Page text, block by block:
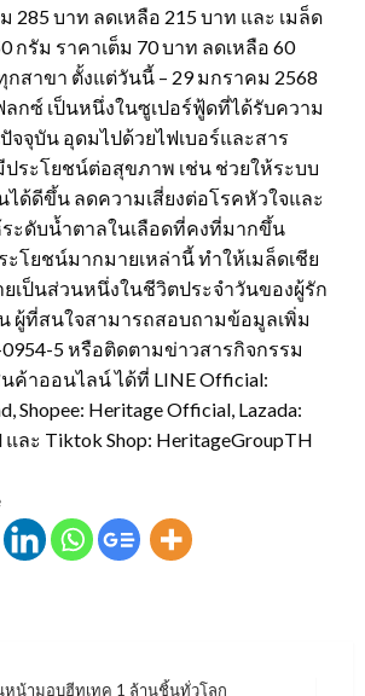
285 บาท ลดเหลือ 215 บาท และ เมล็ด
กรัม ราคาเต็ม 70 บาท ลดเหลือ 60
กสาขา ตั้งแต่วันนี้ – 29 มกราคม 2568
ลกซ์ เป็นหนึ่งในซูเปอร์ฟู้ดที่ได้รับความ
จจุบัน อุดมไปด้วยไฟเบอร์และสาร
ระโยชน์ต่อสุขภาพ เช่น ช่วยให้ระบบ
ได้ดีขึ้น ลดความเสี่ยงต่อโรคหัวใจและ
ะดับน้ำตาลในเลือดที่คงที่มากขึ้น
โยชน์มากมายเหล่านี้ ทำให้เมล็ดเชีย
เป็นส่วนหนึ่งในชีวิตประจำวันของผู้รัก
ผู้ที่สนใจสามารถสอบถามข้อมูลเพิ่ม
0954-5 หรือติดตามข่าวสารกิจกรรม
ค้าออนไลน์ ได้ที่ LINE Official:
Shopee: Heritage Official, Lazada:
ละ Tiktok Shop: HeritageGroupTH
หน้ามอบฮีทเทค 1 ล้านชิ้นทั่วโลก